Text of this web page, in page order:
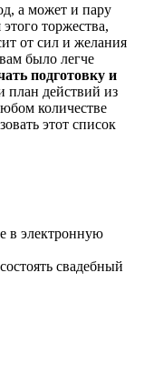
а может и пару
торжества,
от сил и желания
было легче
подготовку и
план действий из
количестве
этот список
в электронную
свадебный